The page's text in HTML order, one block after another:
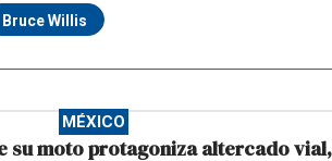
Bruce Willis
MÉXICO
su moto protagoniza altercado vial,